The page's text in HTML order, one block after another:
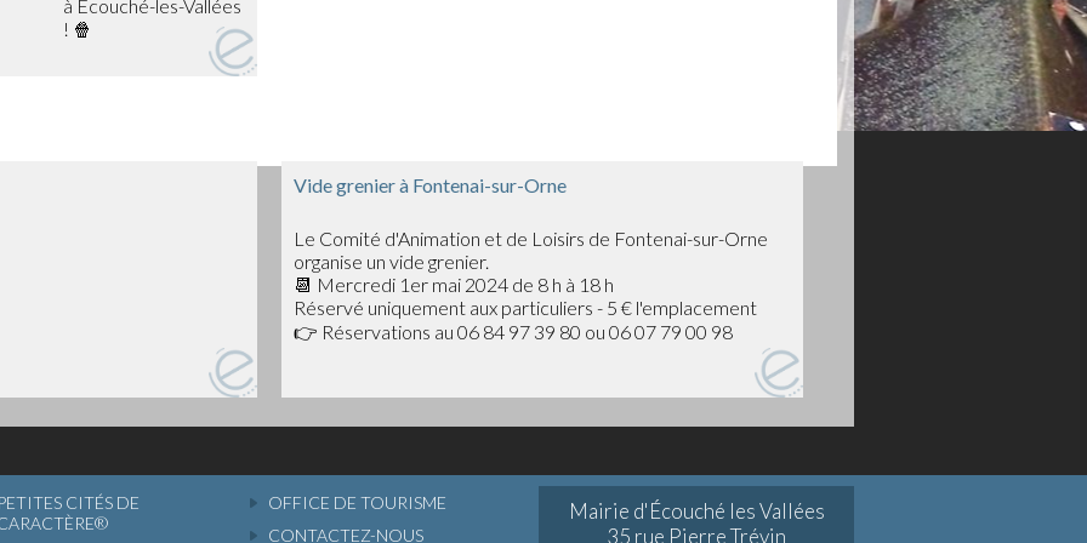
entre amis et soutenir les
clôturer en beauté cette
Guys, un film
Vide grenier à Fontenai-sur-Orne
Le Comité d'Animation et de Loisirs de Fontenai-sur-Orne
organise un vide grenier.
📆 Mercredi 1er mai 2024 de 8 h à 18 h
Réservé uniquement aux particuliers - 5 € l'emplacement
👉 Réservations au 06 84 97 39 80 ou 06 07 79 00 98
PETITES CITÉS DE
OFFICE DE TOURISME
CONTACTEZ-NOUS
Mairie d'Écouché les Vallées
35 rue Pierre Trévin